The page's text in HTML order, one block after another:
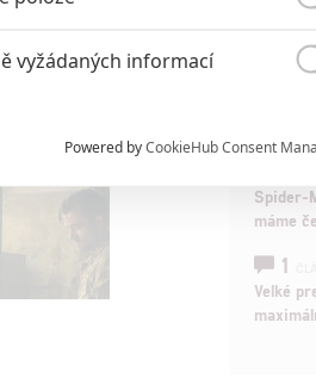
Děti
akční
Spider-
máme
1
Velké
vyžádaných informací
zařízení

a měření reklamy

průzkum publika a vývoj
Powered byCookieHub Consent